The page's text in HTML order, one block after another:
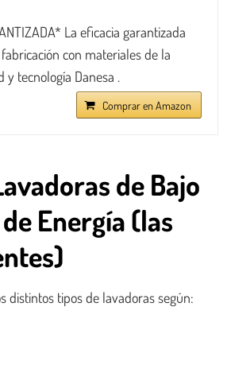
La eficacia garantizada
con materiales de la
y tecnología Danesa .
Comprar en Amazon
de Bajo
Energía (las
distintos tipos de lavadoras según: